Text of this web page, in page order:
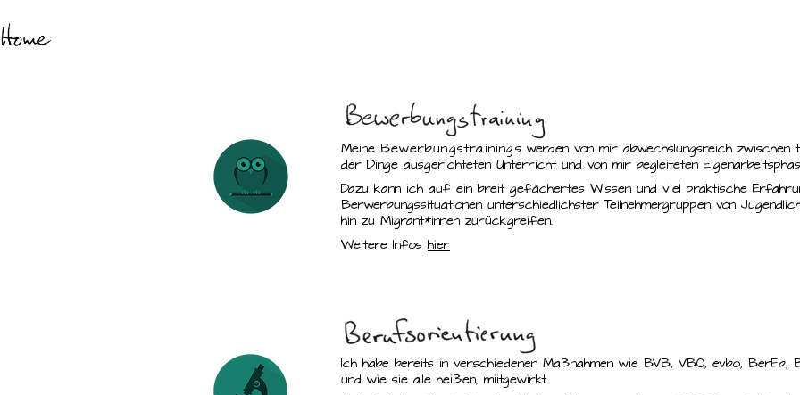
Meine Bewerbungstrainings werden von mir abwechslungsreich zwischen
der Dinge ausgerichteten Unterricht und von mir begleiteten
Dazu kann ich auf ein breit gefächertes Wissen und viel praktische
Berwerbungssituationen unterschiedlichster Teilnehmergruppen von
hin zu Migrant*innen zurückgreifen.
Weitere Infos hier
Ich habe bereits in verschiedenen Maßnahmen wie BVB, VBO, evbo, BerEb,
und wie sie alle heißen, miitgewirkt.